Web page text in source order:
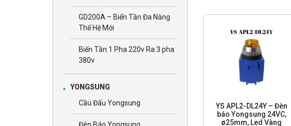
GD200A – Biến Tần Đa Năng
Thế Hệ Mới
Biến Tần 1 Pha 220v Ra 3 pha
380v
YONGSUNG
Cầu Đấu Yongsung
YS APL2-DL24Y – Đèn
báo Yongsung 24VC,
ø25mm, Led Vàng